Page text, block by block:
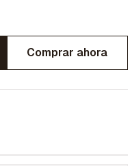
Comprar ahora